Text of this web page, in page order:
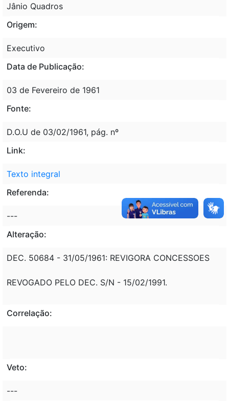
Jânio Quadros
Origem:
Executivo
Data de Publicação:
03 de Fevereiro de 1961
Fonte:
D.O.U de 03/02/1961, pág. nº
Link:
Texto integral
Referenda:
---
Alteração:
DEC. 50684 - 31/05/1961: REVIGORA CONCESSOES
REVOGADO PELO DEC. S/N - 15/02/1991.
Correlação:
Veto:
---